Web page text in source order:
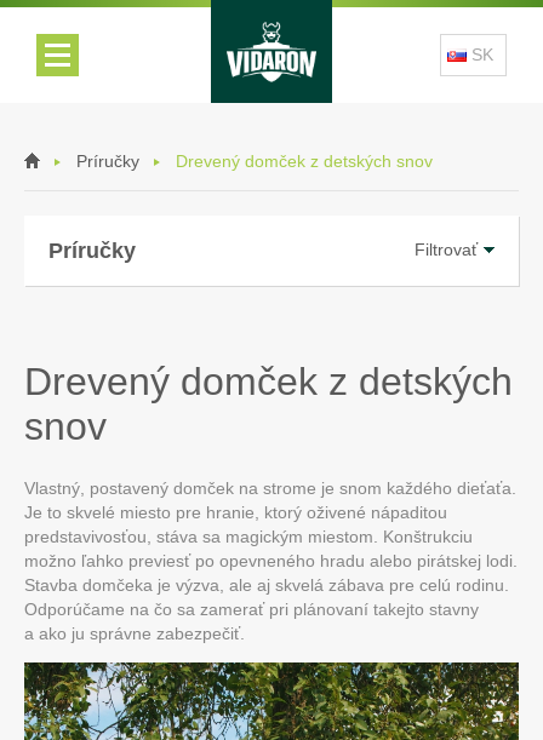
SK
Príručky Drevený domček z detských snov
Príručky Filtrovať
Drevený domček z detských
snov
Vlastný, postavený domček na strome je snom každého dieťaťa.
Je to skvelé miesto pre hranie, ktorý oživené nápaditou
predstavivosťou, stáva sa magickým miestom. Konštrukciu
možno ľahko previesť po opevneného hradu alebo pirátskej lodi.
Stavba domčeka je výzva, ale aj skvelá zábava pre celú rodinu.
Odporúčame na čo sa zamerať pri plánovaní takejto stavny
a ako ju správne zabezpečiť.